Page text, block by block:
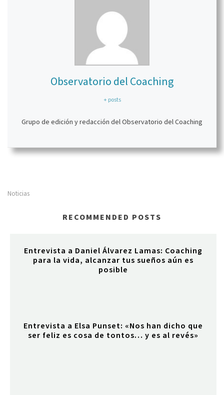
Observatorio del Coaching
+ posts
Grupo de edición y redacción del Observatorio del Coaching
Noticias
RECOMMENDED POSTS
Entrevista a Daniel Álvarez Lamas: Coaching
para la vida, alcanzar tus sueños aún es
posible
Entrevista a Elsa Punset: «Nos han dicho que
ser feliz es cosa de tontos… y es al revés»